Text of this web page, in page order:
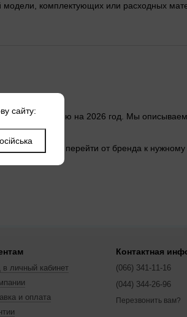
по состоянию на 2026 год. Мы
быстро перейти от бренда к
решения и актуальные условия
модели, комплектующих или расходных
в личный кабинет
и оплата
Контактная
(066) 341-11-16
(044) 344-26-96
Перезвонить вам?
сайту: